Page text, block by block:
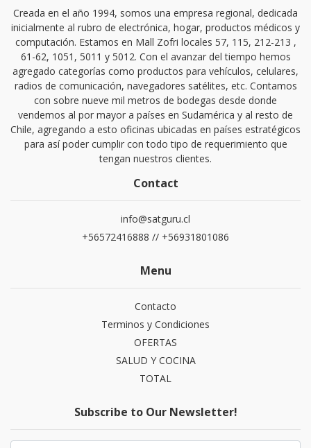
Creada en el año 1994, somos una empresa regional, dedicada
inicialmente al rubro de electrónica, hogar, productos médicos y
computación. Estamos en Mall Zofri locales 57, 115, 212-213 ,
61-62, 1051, 5011 y 5012. Con el avanzar del tiempo hemos
agregado categorías como productos para vehículos, celulares,
radios de comunicación, navegadores satélites, etc. Contamos
con sobre nueve mil metros de bodegas desde donde
vendemos al por mayor a países en Sudamérica y al resto de
Chile, agregando a esto oficinas ubicadas en países estratégicos
para así poder cumplir con todo tipo de requerimiento que
tengan nuestros clientes.
Contact
info@satguru.cl
+56572416888 // +56931801086
Menu
Contacto
Terminos y Condiciones
OFERTAS
SALUD Y COCINA
TOTAL
Subscribe to Our Newsletter!